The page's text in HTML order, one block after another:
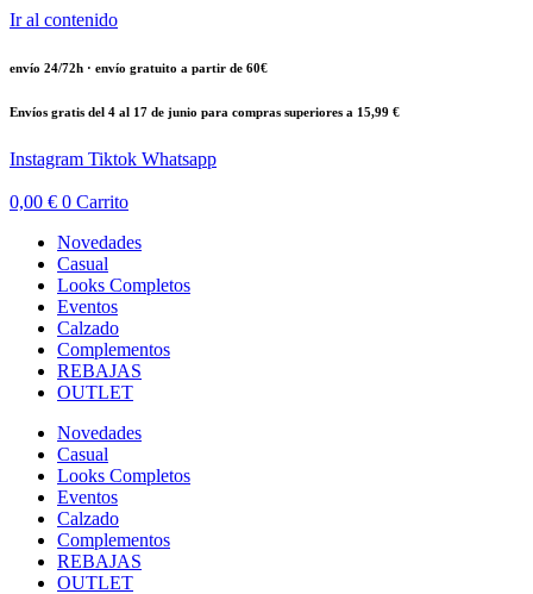
Ir al contenido
envío 24/72h · envío gratuito a partir de 60€
Envíos gratis del 4 al 17 de junio para compras superiores a 15,99 €
Instagram Tiktok Whatsapp
0,00 € 0 Carrito
Novedades
Casual
Looks Completos
Eventos
Calzado
Complementos
REBAJAS
OUTLET
Novedades
Casual
Looks Completos
Eventos
Calzado
Complementos
REBAJAS
OUTLET